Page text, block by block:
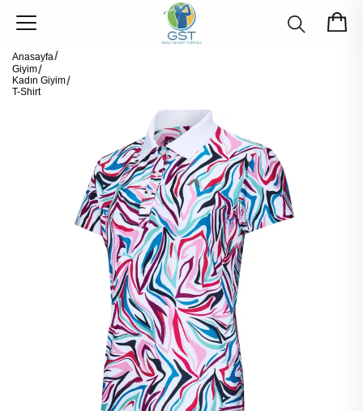
Anasayfa
Giyim
Kadın Giyim
T-Shirt